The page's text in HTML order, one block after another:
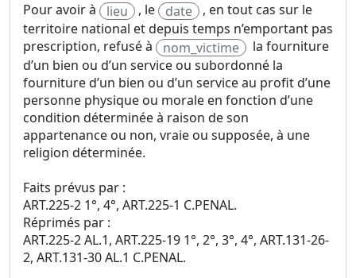
Pour avoir à lieu , le date
, en tout cas sur le
territoire national et depuis temps n’emportant pas
prescription, refusé à
nom_victime
la fourniture
d’un bien ou d’un service ou subordonné la
fourniture d’un bien ou d’un service au profit d’une
personne physique ou morale en fonction d’une
condition déterminée à raison de son
appartenance ou non, vraie ou supposée, à une
religion déterminée.
Faits prévus par :
ART.225-2 1°, 4°, ART.225-1 C.PENAL.
Réprimés par :
ART.225-2 AL.1, ART.225-19 1°, 2°, 3°, 4°, ART.131-26-
2, ART.131-30 AL.1 C.PENAL.